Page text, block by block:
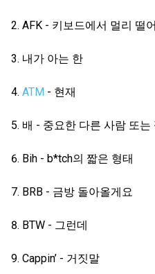
AFK - 키보드에서 멀리 떨
내가 아는 한
ATM - 현재
배 - 중요한 다른 사람 또
Bih - b*tch의 짧은 형태
BRB - 금방 돌아올게요
BTW - 그런데
Cappin’ - 거짓말